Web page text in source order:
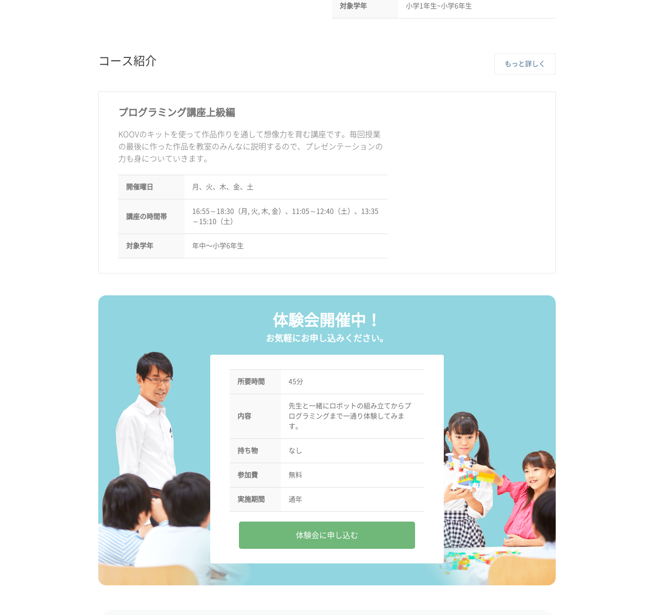
対象学年 小学1年生~小学6年生
コース紹介 もっと詳しく
プログラミング講座上級編
KOOVのキットを使って作品作りを通して想像力を育む講座です。毎回授業
の最後に作った作品を教室のみんなに説明するので、プレゼンテーションの
力も身についていきます。
開催曜日 月、火、木、金、土
講座の時間帯
16:55～18:30（月, 火, 木, 金）、11:05～12:40（土）、13:35
～15:10（土）
対象学年 年中〜小学6年生
体験会開催中！
お気軽にお申し込みください。
所要時間 45分
内容
先生と一緒にロボットの組み立てからプ
ログラミングまで一通り体験してみま
す。
持ち物 なし
参加費 無料
実施期間 通年
体験会に申し込む